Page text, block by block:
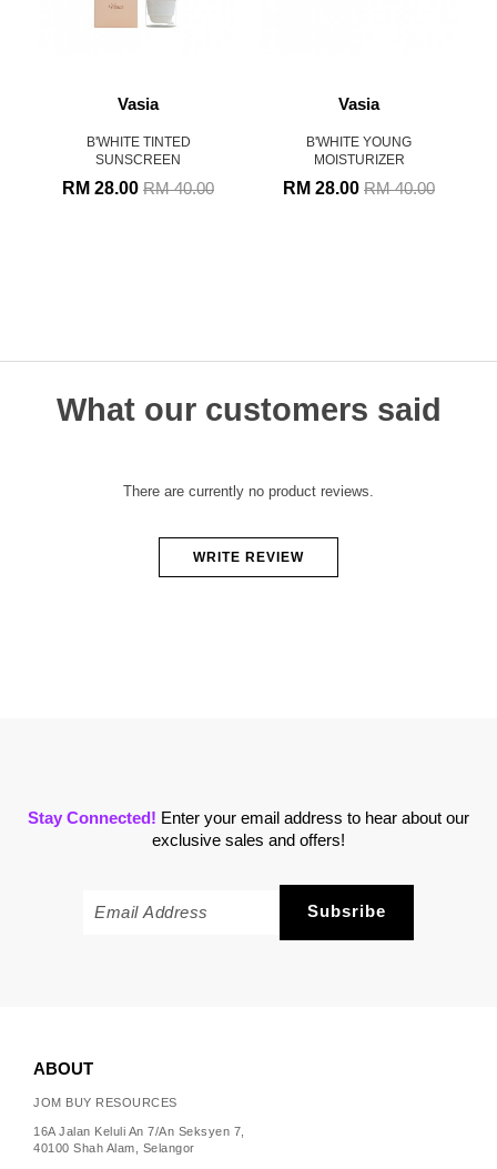
Vasia
B'WHITE TINTED
SUNSCREEN
RM 28.00 RM 40.00
Vasia
B'WHITE YOUNG
MOISTURIZER
RM 28.00 RM 40.00
What our customers said
There are currently no product reviews.
WRITE REVIEW
Stay Connected! Enter your email address to hear about our
exclusive sales and offers!
ABOUT
JOM BUY RESOURCES
16A Jalan Keluli An 7/An Seksyen 7,
40100 Shah Alam, Selangor